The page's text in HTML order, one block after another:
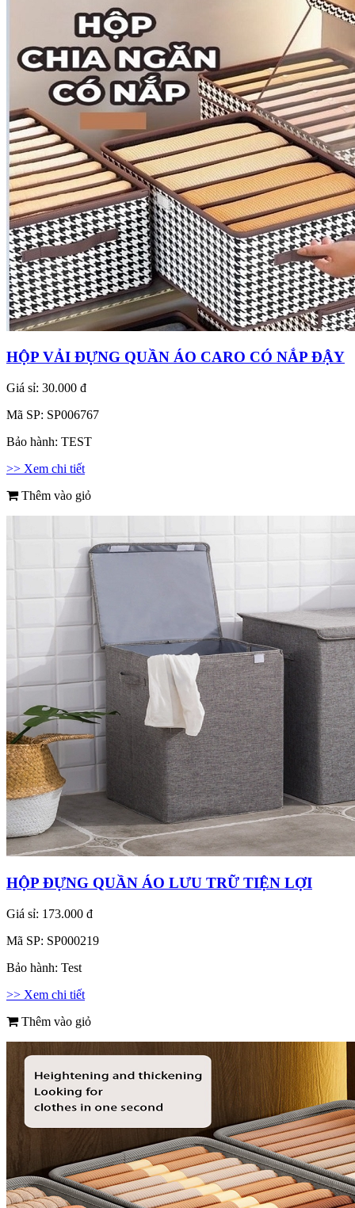
HỘP VẢI ĐỰNG QUẦN ÁO CARO CÓ NẮP ĐẬY
Giá sỉ: 30.000 đ
Mã SP: SP006767
Bảo hành: TEST
>> Xem chi tiết
Thêm vào giỏ
HỘP ĐỰNG QUẦN ÁO LƯU TRỮ TIỆN LỢI
Giá sỉ: 173.000 đ
Mã SP: SP000219
Bảo hành: Test
>> Xem chi tiết
Thêm vào giỏ